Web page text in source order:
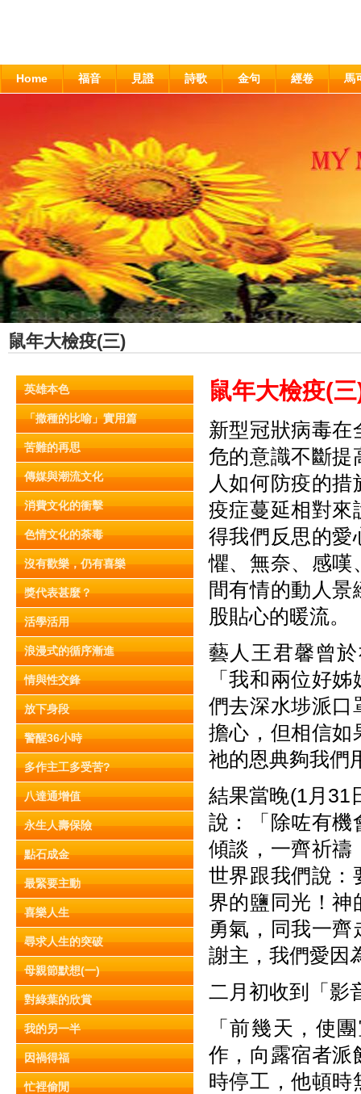
Home 福音 見證 詩歌 金句 經卷 馬
鼠年大檢疫(三)
英雄本色
「撒種的比喻」實用篇
苦難的再思
傳媒與潮流文化
消費文化的衝擊
色情文化的荼毒
沒有歡樂，仍有喜樂
獎代表甚麼？
活學活用
浪漫式的循序漸進
情與性交鋒
放下身段
警醒36小時
多作主工多受苦?
八達通增值
永生人壽保險
點石成金
最緊要主動
喜樂人生
尋求人生的突破
母親節默想(一)
對綠葉的欣賞
我的另一半
因禍得福
忙裡偷閒
鼠年大檢疫(
新型冠狀病毒在
危的意識不斷提
人如何防疫的
疫症蔓延相對來
得我們反思的愛
懼、無奈、感嘆
間有情的動人
股貼心的暖流。
藝人王君馨曾
「我和兩位好
們去深水埗派口
擔心，但相信如
祂的恩典夠我們
結果當晚(1月31
說：「除咗有機
傾談，一齊祈禱
世界跟我們說：
界的鹽同光！神
勇氣，同我一
謝主，我們愛因
二月初收到「影
「前幾天，使
作，向露宿者派
時停工，他頓時